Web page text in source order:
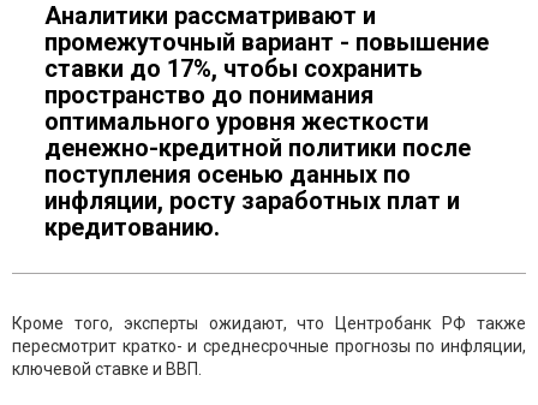
Аналитики рассматривают и
промежуточный вариант - повышение
ставки до 17%, чтобы сохранить
пространство до понимания
оптимального уровня жесткости
денежно-кредитной политики после
поступления осенью данных по
инфляции, росту заработных плат и
кредитованию.
Кроме того, эксперты ожидают, что Центробанк РФ также
пересмотрит кратко- и среднесрочные прогнозы по инфляции,
ключевой ставке и ВВП.